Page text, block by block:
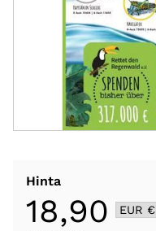
Hinta
18,90